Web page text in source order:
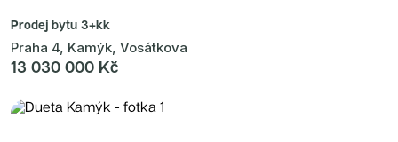
Prodej bytu 3+kk
Praha 4, Kamýk, Vosátkova
13 030 000 Kč